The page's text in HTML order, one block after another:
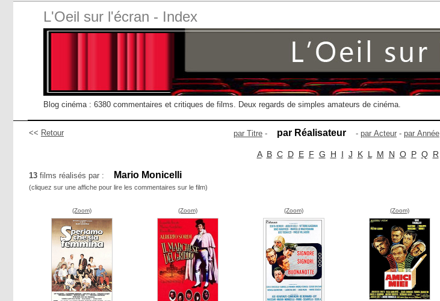
L'Oeil sur l'écran - Index
Blog cinéma : 6380 commentaires et critiques de films. Deux regards de simples amateurs de cinéma.
<< Retour par Titre - par Réalisateur - par Acteur - par Année
A B C D E F G H I J K L M N O P Q R
13 films réalisés par : Mario Monicelli
(cliquez sur une affiche pour lire les commentaires sur le film)
(Zoom) (Zoom) (Zoom) (Zoom)